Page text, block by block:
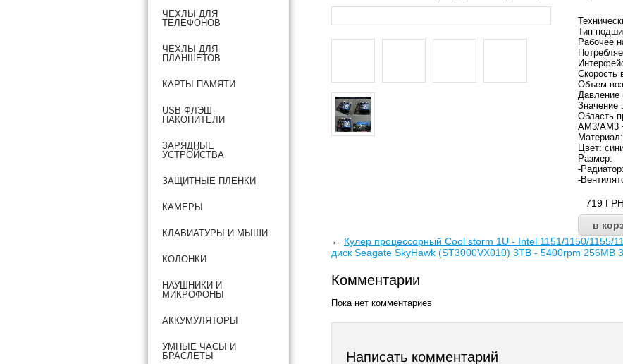
Тип
Рабочее
Скорость
Объем
Давление
Значение
Область
AM3/AM3
Цвет:
Размер:
-
-
719 ГРН
← Кулер процессорный Cool storm 1U - Intel 1151/1150/1155/
диск Seagate SkyHawk (ST3000VX010) 3TB - 5400rpm 256MB
Комментарии
Пока нет комментариев
Написать комментарий
ЧЕХЛЫ ДЛЯ
ТЕЛЕФОНОВ
ЧЕХЛЫ ДЛЯ
ПЛАНШЕТОВ
КАРТЫ ПАМЯТИ
USB ФЛЭШ-
НАКОПИТЕЛИ
ЗАРЯДНЫЕ
УСТРОЙСТВА
ЗАЩИТНЫЕ ПЛЕНКИ
КАМЕРЫ
КЛАВИАТУРЫ И МЫШИ
КОЛОНКИ
НАУШНИКИ И
МИКРОФОНЫ
АККУМУЛЯТОРЫ
УМНЫЕ ЧАСЫ И
БРАСЛЕТЫ